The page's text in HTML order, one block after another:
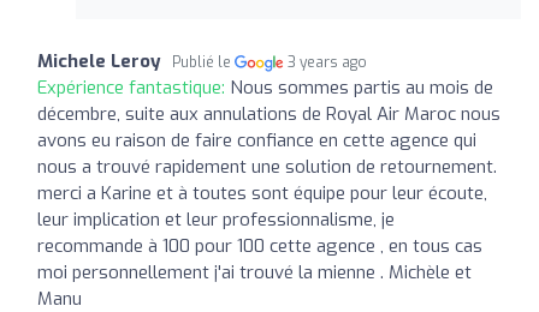
Michele Leroy Publié le 3 years ago
Expérience fantastique: Nous sommes partis au mois de
décembre, suite aux annulations de Royal Air Maroc nous
avons eu raison de faire confiance en cette agence qui
nous a trouvé rapidement une solution de retournement.
merci a Karine et à toutes sont équipe pour leur écoute,
leur implication et leur professionnalisme, je
recommande à 100 pour 100 cette agence , en tous cas
moi personnellement j'ai trouvé la mienne . Michèle et
Manu